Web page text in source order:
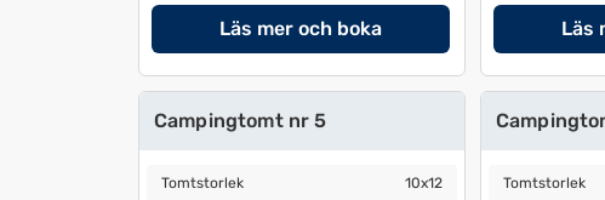
kortkommandon
för
ändra
för
ändra
Läs mer och boka Läs
Campingtomt nr 5
Tomtstorlek
Tomtstorlek 10x12 Tomtstorlek
Tomtstorlek